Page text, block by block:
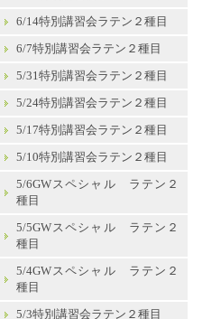
6/14特別講習会ラテン２種目
6/7特別講習会ラテン２種目
5/31特別講習会ラテン２種目
5/24特別講習会ラテン２種目
5/17特別講習会ラテン２種目
5/10特別講習会ラテン２種目
5/6GWスペシャル ラテン２
種目
5/5GWスペシャル ラテン２
種目
5/4GWスペシャル ラテン２
種目
5/3特別講習会ラテン２種目